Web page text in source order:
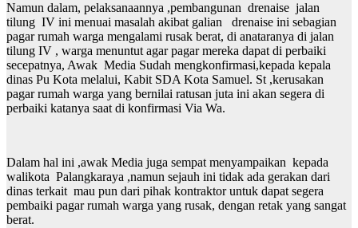
Namun dalam, pelaksanaannya ,pembangunan drenaise jalan
tilung IV ini menuai masalah akibat galian drenaise ini sebagian
pagar rumah warga mengalami rusak berat, di anataranya di jalan
tilung IV , warga menuntut agar pagar mereka dapat di perbaiki
secepatnya, Awak Media Sudah mengkonfirmasi,kepada kepala
dinas Pu Kota melalui, Kabit SDA Kota Samuel. St ,kerusakan
pagar rumah warga yang bernilai ratusan juta ini akan segera di
perbaiki katanya saat di konfirmasi Via Wa.
Dalam hal ini ,awak Media juga sempat menyampaikan kepada
walikota Palangkaraya ,namun sejauh ini tidak ada gerakan dari
dinas terkait mau pun dari pihak kontraktor untuk dapat segera
pembaiki pagar rumah warga yang rusak, dengan retak yang sangat
berat.